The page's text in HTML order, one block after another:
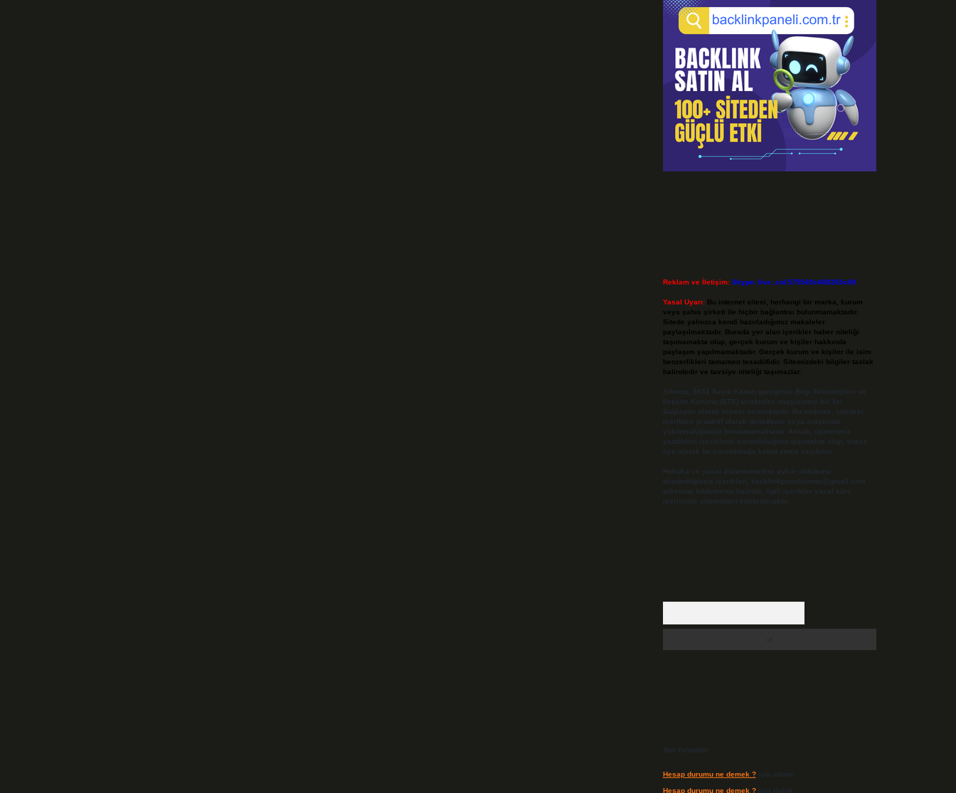
Reklam ve İletişim: Skype: live:.cid.575569c608265c69
Yasal Uyarı: Bu internet sitesi, herhangi bir marka, kurum
veya şahıs şirketi ile hiçbir bağlantısı bulunmamaktadır.
Sitede yalnızca kendi hazırladığımız makaleler
paylaşılmaktadır. Burada yer alan içerikler haber niteliği
taşımamakta olup, gerçek kurum ve kişiler hakkında
paylaşım yapılmamaktadır. Gerçek kurum ve kişiler ile isim
benzerlikleri tamamen tesadüfidir. Sitemizdeki bilgiler taslak
halindedir ve tavsiye niteliği taşımazlar.
Sitemiz, 5651 Sayılı Kanun gereğince Bilgi Teknolojileri ve
İletişim Kurumu (BTK) tarafından onaylanmış bir Yer
Sağlayıcı olarak hizmet vermektedir. Bu nedenle, sitedeki
içerikleri proaktif olarak denetleme veya araştırma
yükümlülüğümüz bulunmamaktadır. Ancak, üyelerimiz
yazdıkları içeriklerin sorumluluğunu taşımakta olup, siteye
üye olarak bu sorumluluğu kabul etmiş sayılırlar.
Hukuka ve yasal düzenlemelere aykırı olduğunu
düşündüğünüz içerikleri,
backlinkpanelicomtr@gmail.com
adresine bildirmeniz halinde, ilgili içerikler yasal süre
içerisinde sitemizden kaldırılacaktır.
Son Yorumlar
Hesap durumu ne demek ?için admin
Hesap durumu ne demek ?için Haluk